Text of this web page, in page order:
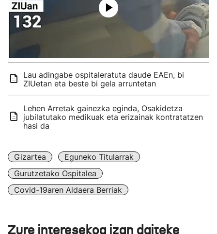
Lau adingabe ospitaleratuta daude EAEn, bi
ZIUetan eta beste bi gela arruntetan
Lehen Arretak gainezka eginda, Osakidetza
jubilatutako medikuak eta erizainak kontratatzen
hasi da
Gizartea
Eguneko Titularrak
Gurutzetako Ospitalea
Covid-19aren Aldaera Berriak
Zure interesekoa izan daiteke